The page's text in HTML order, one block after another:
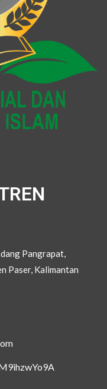
Pangrapat,
Paser, Kalimantan